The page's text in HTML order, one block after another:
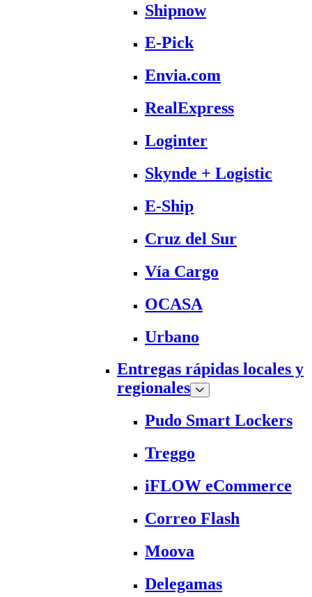
Shipnow
E-Pick
Envia.com
RealExpress
Loginter
Skynde + Logistic
E-Ship
Cruz del Sur
Vía Cargo
OCASA
Urbano
Entregas rápidas locales y
regionales
Pudo Smart Lockers
Treggo
iFLOW eCommerce
Correo Flash
Moova
Delegamas